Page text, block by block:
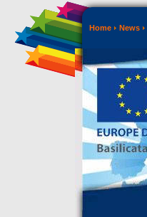
Home News